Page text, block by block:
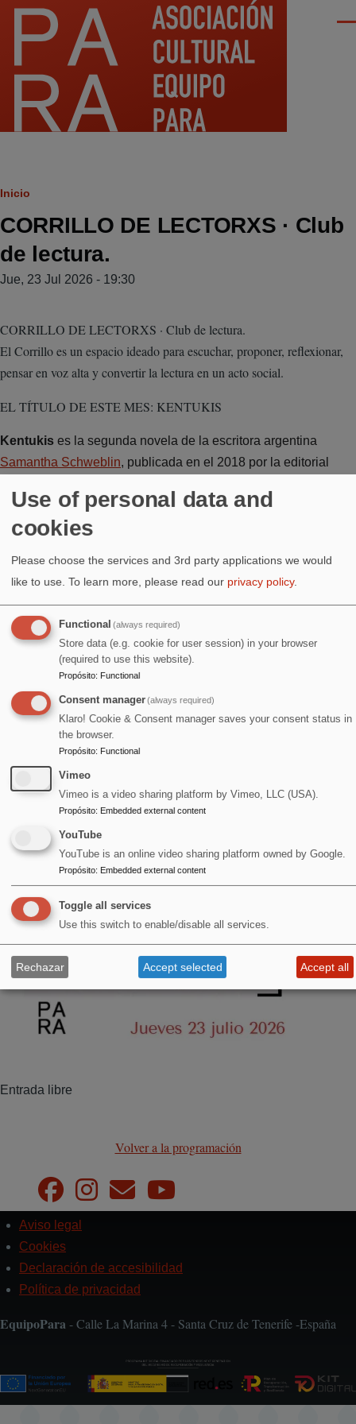
Pasar al contenido principal
Ruta
de
navegación
Inicio
CORRILLO DE LECTORXS · Club
de lectura.
Jue, 23 Jul 2026 - 19:30
CORRILLO DE LECTORXS · Club de lectura.
El Corrillo es un espacio ideado para escuchar, proponer, reflexionar,
pensar en voz alta y convertir la lectura en un acto social.
EL TÍTULO DE ESTE MES: KENTUKIS
Kentukis es la segunda novela de la escritora argentina
Samantha Schweblin, publicada en el 2018 por la editorial
distintos personajes de diversos países, y cómo sus vidas son
atravesadas por la llegada de los «kentukis», una especie de
una vez comprados, pueden ser controlados por un usuario
desde cualquier parte del mundo.
Entrada libre
Volver a la programación
Pie
de
Aviso legal
Cookies
Declaración de accesibilidad
Política de privacidad
EquipoPara- Calle La Marina 4 - Santa Cruz de Tenerife -España
Use of personal data and
cookies
Please choose the services and 3rd party applications we would
like to use. To learn more, please read our privacy policy.
Functional (always required)
Store data (e.g. cookie for user session) in your browser
(required to use this website).
Propósito: Functional
Consent manager(always required)
Klaro! Cookie & Consent manager saves your consent status in
the browser.
Propósito: Functional
Vimeo
Vimeo is a video sharing platform by Vimeo, LLC (USA).
Propósito: Embedded external content
YouTube
YouTube is an online video sharing platform owned by Google.
Propósito: Embedded external content
Toggle all services
Use this switch to enable/disable all services.
Rechazar Accept selected Accept all